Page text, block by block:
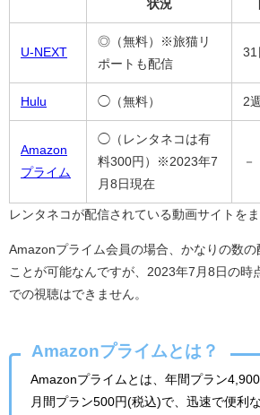
状況
U-NEXT
◎（無料）※旅猫リ
ポートも配信
31
Hulu ◯（無料） 2
Amazon
プライム
◯（レンタネコは有
料300円）※2023年7
月8日現在
－
レンタネコが配信されている動画サイトをま
Amazonプライム会員の場合、かなりの数の
ことが可能なんですが、2023年7月8日の時
での視聴はできません。
Amazonプライムとは？
Amazonプライムとは、年間プラン
月間プラン500円(税込)で、迅速で便利